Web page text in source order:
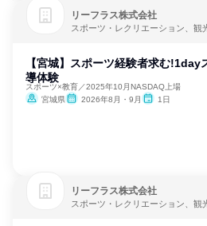
リーフラス株式会社
スポーツ・レクリエーション、観
【宮城】スポーツ経験者求む!1day
導体験
スポーツ×教育／2025年10月NASDAQ上場
宮城県
2026年8月・9月 1日
リーフラス株式会社
スポーツ・レクリエーション、観